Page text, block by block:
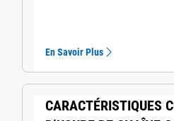
En Savoir Plus
CARACTÉRISTIQUES